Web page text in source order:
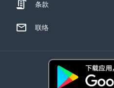
条款
联络